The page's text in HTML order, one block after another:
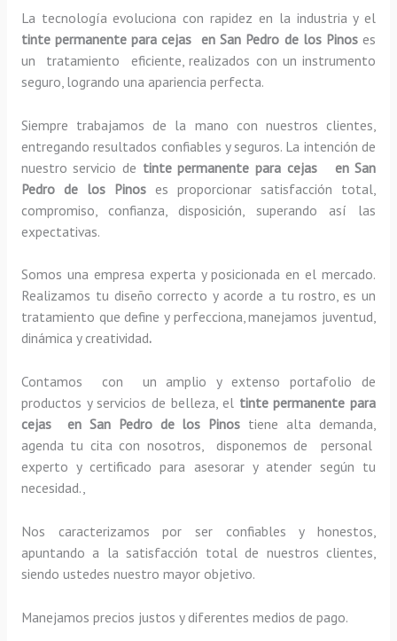
La tecnología evoluciona con rapidez en la industria y el
tinte permanente para cejas en San Pedro de los Pinoses
un tratamiento eficiente, realizados con un instrumento
seguro, logrando una apariencia perfecta.
Siempre trabajamos de la mano con nuestros clientes,
entregando resultados confiables y seguros. La intención de
nuestro servicio de tinte permanente para cejas en San
Pedro de los Pinos es proporcionar satisfacción total,
compromiso, confianza, disposición, superando así las
expectativas.
Somos una empresa experta y posicionada en el mercado.
Realizamos tu diseño correcto y acorde a tu rostro, es un
tratamiento que define y perfecciona, manejamos juventud,
dinámica y creatividad.
Contamos con un amplio y extenso portafolio de
productos y servicios de belleza, el tinte permanente para
cejas en San Pedro de los Pinos tiene alta demanda,
agenda tu cita con nosotros, disponemos de personal
experto y certificado para asesorar y atender según tu
necesidad.,
Nos caracterizamos por ser confiables y honestos,
apuntando a la satisfacción total de nuestros clientes,
siendo ustedes nuestro mayor objetivo.
Manejamos precios justos y diferentes medios de pago.